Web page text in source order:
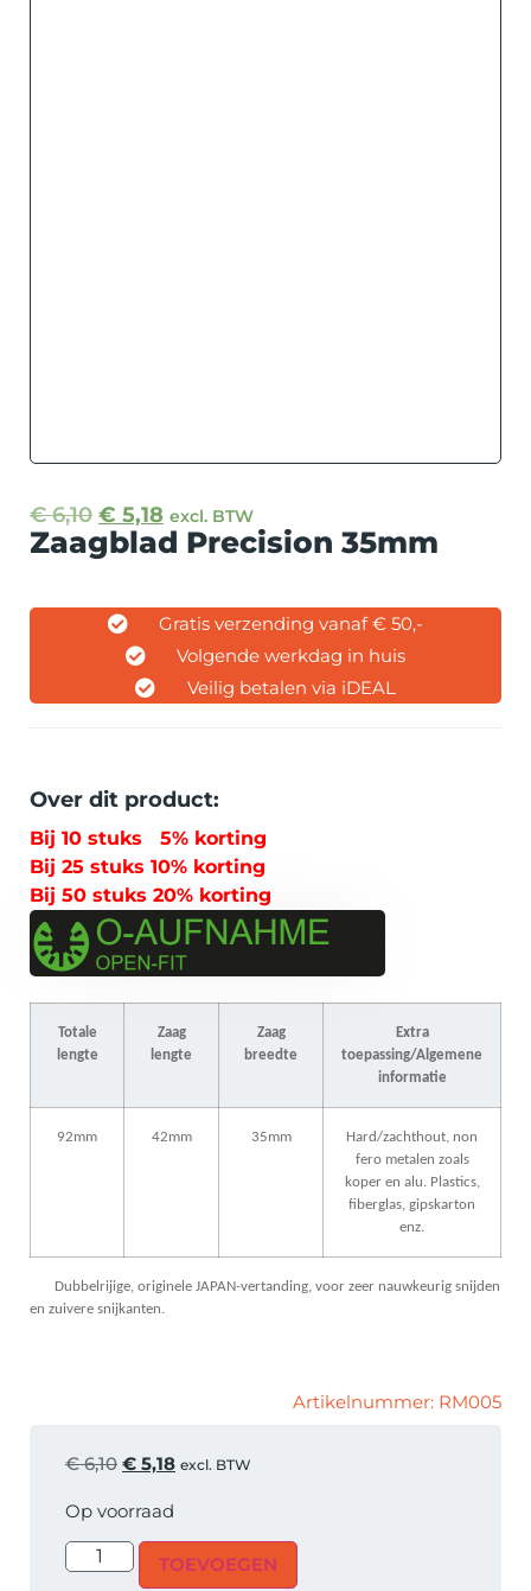
€6,10 € 5,18 excl. BTW
Zaagblad Precision 35mm
Gratis verzending vanaf € 50,-
Volgende werkdag in huis
Veilig betalen via iDEAL
Over dit product:
Bij 10 stuks 5% korting
Bij 25 stuks 10% korting
Bij 50 stuks 20% korting
Totale
lengte
Zaag
lengte
Zaag
breedte
Extra
toepassing/Algemene
informatie
92mm 42mm 35mm
Hard/zachthout, non
fero metalen zoals
koper en alu. Plastics,
fiberglas, gipskarton
enz.
Dubbelrijige, originele JAPAN-vertanding, voor zeer nauwkeurig snijden
en zuivere snijkanten.
Artikelnummer: RM005
€6,10 € 5,18 excl. BTW
Op voorraad
TOEVOEGEN